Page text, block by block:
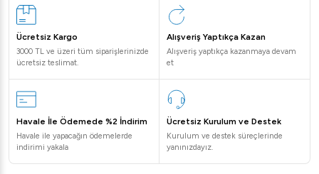
Ücretsiz Kargo
3000 TL ve üzeri tüm siparişlerinizde
ücretsiz teslimat.
Alışveriş Yaptıkça Kazan
Alışveriş yaptıkça kazanmaya devam
et
Havale İle Ödemede %2 İndirim
Havale ile yapacağın ödemelerde
indirimi yakala
Ücretsiz Kurulum ve Destek
Kurulum ve destek süreçlerinde
yanınızdayız.